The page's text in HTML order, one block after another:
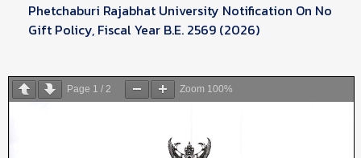
Phetchaburi Rajabhat University Notification On No
Gift Policy, Fiscal Year B.E. 2569 (2026)
Page 1 / 2 Zoom 100%